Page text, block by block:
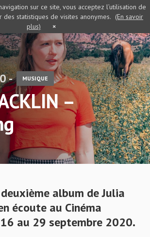
- MUSIQUE
–
album de Julia
écoute au Cinéma
au 29 septembre 2020.
sur ce site, vous acceptez l’utilisation de
des statistiques de visites anonymes. (En savoir
plus)
×